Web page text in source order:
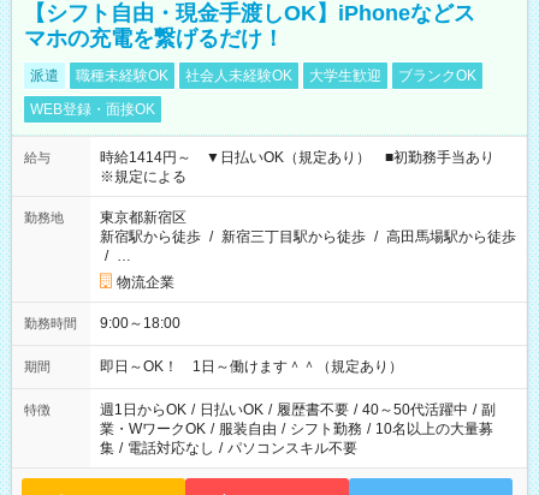
【シフト自由・現金手渡しOK】iPhoneなどス
マホの充電を繋げるだけ！
派遣 職種未経験OK 社会人未経験OK 大学生歓迎
ブランクOK
WEB登録・面接OK
給与
時給1414円～ ▼日払いOK（規定あり） ■初勤務手当あり
※規定による
勤務地
東京都新宿区
新宿駅から徒歩 / 新宿三丁目駅から徒歩 / 高田馬場駅から徒歩
/ …
物流企業
勤務時間 9:00～18:00
期間 即日～OK！ 1日～働けます＾＾（規定あり）
特徴 週1日からOK / 日払いOK / 履歴書不要 / 40～50代活躍中 / 副
業・WワークOK / 服装自由 / シフト勤務 / 10名以上の大量募
集 / 電話対応なし / パソコンスキル不要